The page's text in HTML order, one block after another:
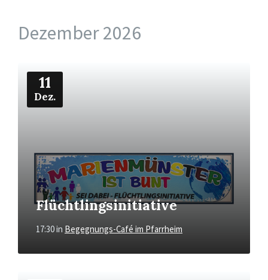
Dezember 2026
11
Dez.
Flüchtlingsinitiative
17:30in Begegnungs-Café im Pfarrheim